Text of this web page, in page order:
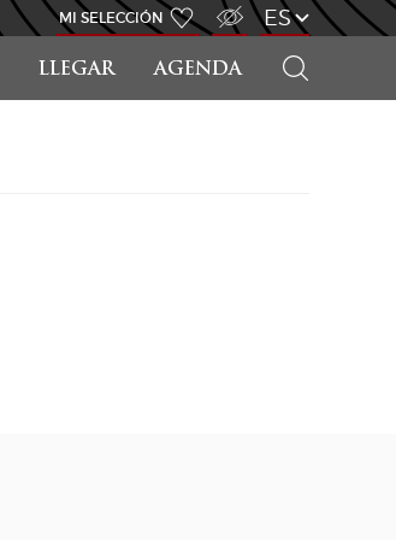
LLEGAR AGENDA
MI SELECCIÓN ES